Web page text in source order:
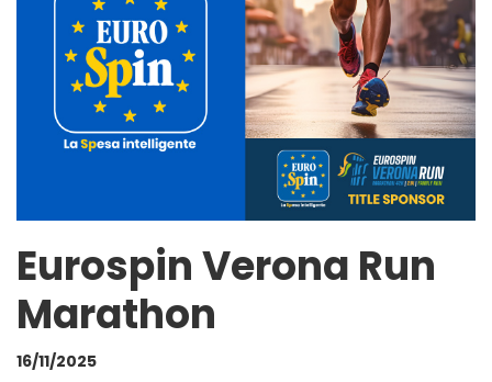
Eurospin Verona Run
Marathon
16/11/2025